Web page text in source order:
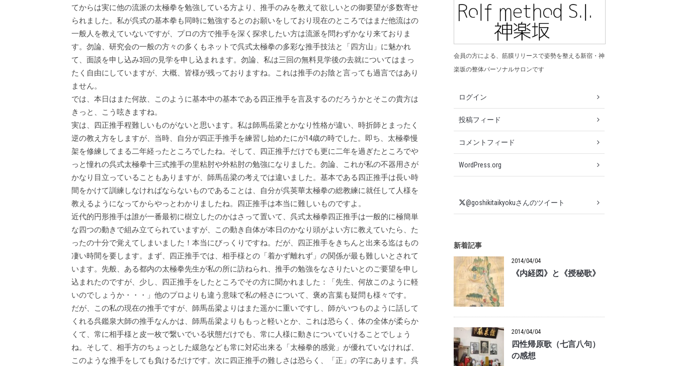
てからは実に他の流派の太極拳を勉強している方より、推手のみを教えて欲しいとの御要望が多数寄せ
られました。私が呉式の基本拳も同時に勉強するとのお願いをしており現在のところではまだ他流はの
一般人を教えていないですが、プロの方で推手を深く探求したい方は流派を問わずかなり来ておりま
す。勿論、研究会の一般の方々の多くもネットで呉式太極拳の多彩な推手技法と「四方山」に魅かれ
て、面談を申し込み3回の見学を申し込まれます。勿論、私は三回の無料見学後の去就についてはまっ
たく自由にしていますが、大概、皆様が残っておりますね。これは推手のお陰と言っても過言ではあり
ません。
では、本日はまた何故、このように基本中の基本である四正推手を言及するのだろうかとそこの貴方は
きっと、こう呟きますね。
実は、四正推手程難しいものがないと思います。私は師馬岳梁とかなり性格が違い、時折師とまったく
逆の教え方をしますが、当時、自分が四正手推手を練習し始めたにが14歳の時でした。即ち、太極拳慢
架を修練してまる二年経ったところでしたね。そして、四正推手だけでも更に二年を過ぎたところでや
っと憧れの呉式太極拳十三式推手の里粘肘や外粘肘の勉強になりました。勿論、これが私の不器用さが
かなり目立っていることもありますが、師馬岳梁の考えでは違いました。基本である四正推手は長い時
間をかけて訓練しなければならないものであることは、自分が呉英華太極拳の総教練に就任して人様を
教えるようになってからやっとわかりましたね。四正推手は本当に難しいものですよ。
近代的円形推手は誰が一番最初に樹立したのかはさって置いて、呉式太極拳四正推手は一般的に極簡単
な四つの動きで組み立てられていますが、この動き自体が本日のかなり頭がよい方に教えていたら、た
ったの十分で覚えてしまいました！本当にびっくりですね。だが、四正推手をきちんと出来る迄はもの
凄い時間を要します。まず、四正推手では、相手様との「着かず離れず」の関係が最も難しいとされて
います。先般、ある都内の太極拳先生が私の所に訪ねられ、推手の勉強をなさりたいとのご要望を申し
込まれたのですが、少し、四正推手をしたところでその方に聞かれました：「先生、何故このように軽
いのでしょうか・・・」他のプロよりも違う意味で私の軽さについて、褒め言葉も疑問も様々です。
だが、この私の現在の推手ですが、師馬岳梁よりはまた遥かに重いですし、師がいつものように話して
くれる呉鑑泉大師の推手なんかは、師馬岳梁よりももっと軽いとか、これは恐らく、体の全体が柔らか
くて、常に相手様と皮一枚で繋いでいる状態だけでも、常に人様に動きについていけることでしょう
ね。そして、相手方のちょっとした緩急なども常に対応出来る「太極拳的感覚」が優れていなければ、
このような推手をしても負けるだけです。次に四正推手の難しさは恐らく、「正」の字にあります。呉
会員の方による、筋膜リリースで姿勢を整える新宿・神
楽坂の整体パーソナルサロンです
ログイン
投稿フィード
コメントフィード
WordPress.org
@goshikitaikyokuさんのツイート
新着記事
2014/04/04
《内経図》と《授秘歌》
2014/04/04
四性帰原歌（七言八句）
の感想